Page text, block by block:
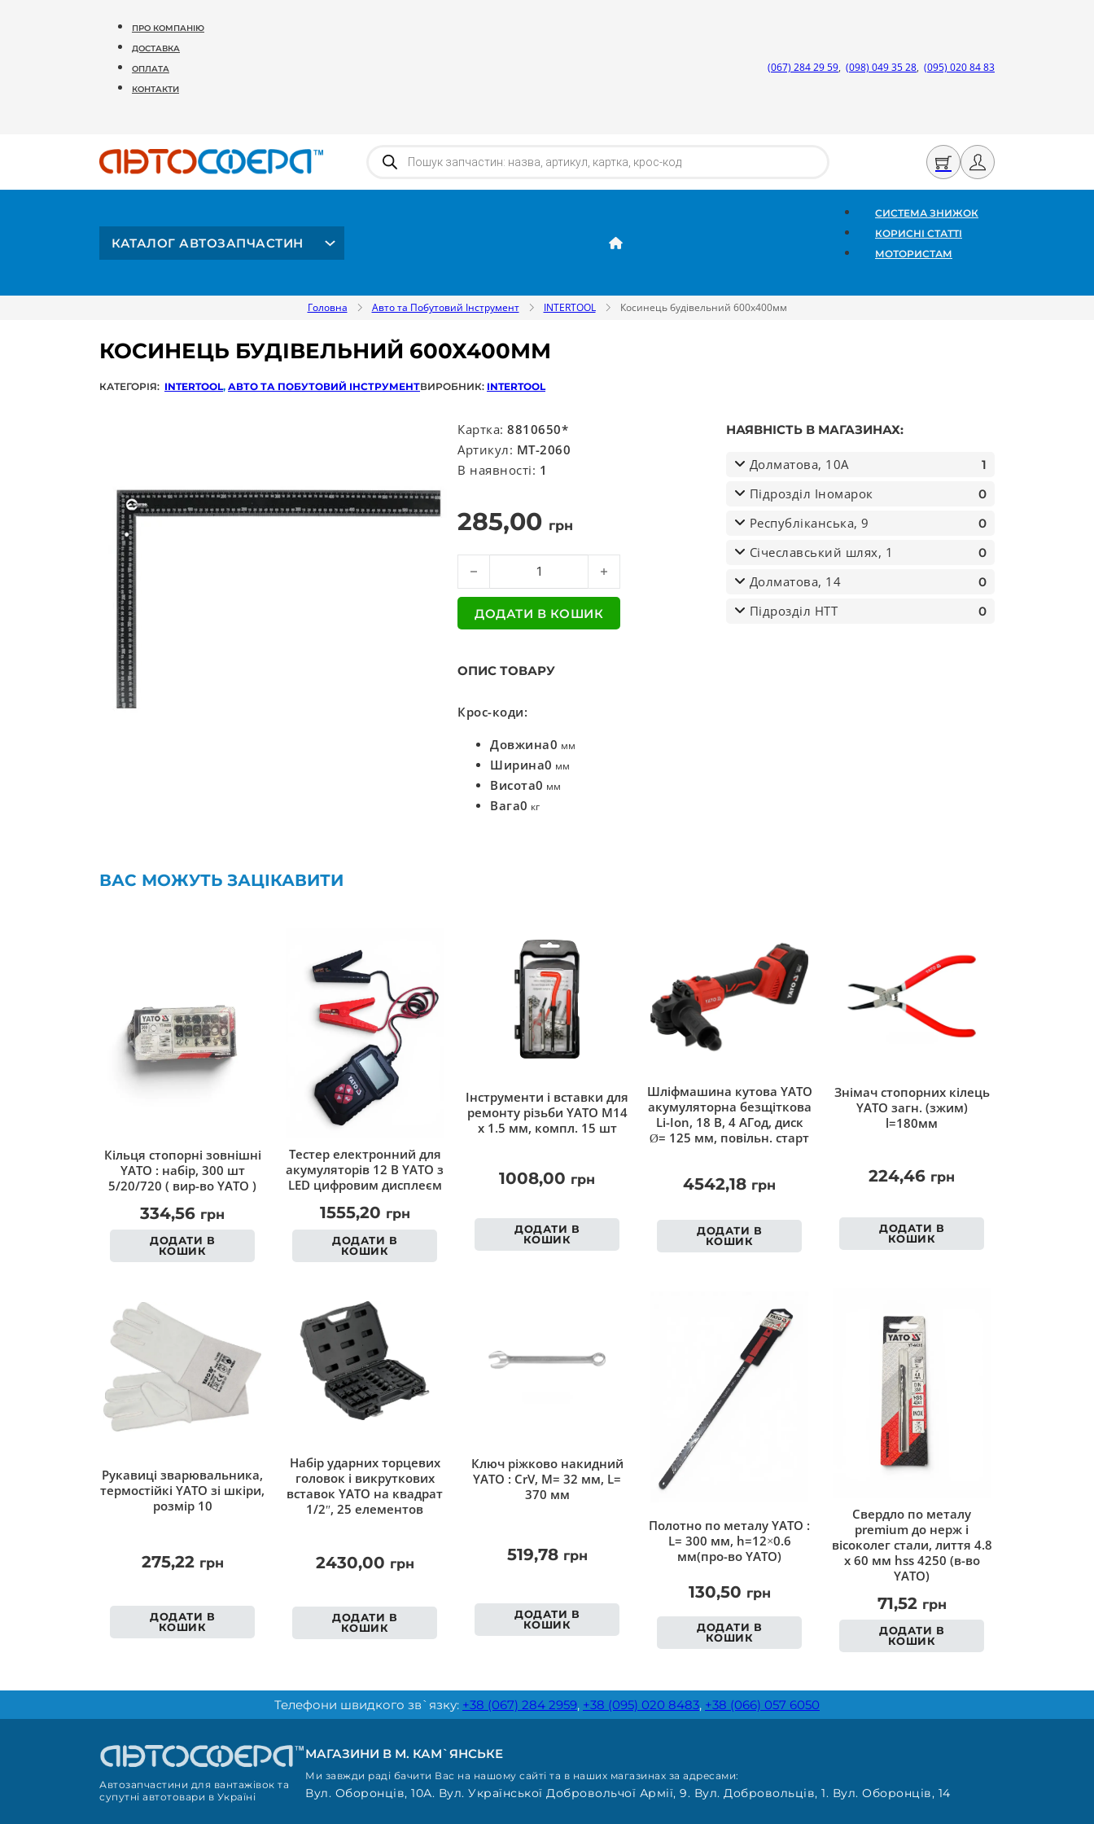
ПРО КОМПАНІЮ
ДОСТАВКА
ОПЛАТА
КОНТАКТИ
(067) 284 29 59, (098) 049 35 28, (095) 020 84 83
Products search
КАТАЛОГ АВТОЗАПЧАСТИН
СИСТЕМА ЗНИЖОК
КОРИСНІ СТАТТІ
МОТОРИСТАМ
Головна Авто та Побутовий Інструмент INTERTOOL Косинець будівельний 600х400мм
КОСИНЕЦЬ БУДІВЕЛЬНИЙ 600Х400ММ
КАТЕГОРІЯ: INTERTOOL, АВТО ТА ПОБУТОВИЙ ІНСТРУМЕНТВИРОБНИК: INTERTOOL
Картка: 8810650*
Артикул: MT-2060
В наявності: 1
285,00 грн
Косинець будівельний 600х400мм кількість
ДОДАТИ В КОШИК
НАЯВНІСТЬ В МАГАЗИНАХ:
Долматова, 10А 1
Підрозділ Іномарок 0
Республіканська, 9 0
Січеславський шлях, 1 0
Долматова, 14 0
Підрозділ НТТ 0
ОПИС ТОВАРУ
Крос-коди:
Довжина0 мм
Ширина0 мм
Висота0 мм
Вага0 кг
ВАС МОЖУТЬ ЗАЦІКАВИТИ
Кільця cтопорні зовнішні
YATO : набір, 300 шт
5/20/720 ( вир-во YATO )
334,56 грн
ДОДАТИ В
КОШИК
Тестер електронний для
акумуляторів 12 В YATO з
LED цифровим дисплеєм
1555,20 грн
ДОДАТИ В
КОШИК
Інструменти і вставки для
ремонту різьби YATO М14
х 1.5 мм, компл. 15 шт
1008,00 грн
ДОДАТИ В
КОШИК
Шліфмашина кутова YATO
акумуляторна безщіткова
Li-Ion, 18 В, 4 АГод, диск
Ø= 125 мм, повільн. старт
4542,18 грн
ДОДАТИ В
КОШИК
Знімач стопорних кілець
YATO загн. (зжим)
l=180мм
224,46 грн
ДОДАТИ В
КОШИК
Рукавиці зварювальника,
термостійкі YATO зі шкіри,
розмір 10
275,22 грн
ДОДАТИ В
КОШИК
Набір ударних торцевих
головок і викруткових
вставок YATO на квадрат
1/2″, 25 елементов
2430,00 грн
ДОДАТИ В
КОШИК
Ключ ріжково накидний
YATO : CrV, М= 32 мм, L=
370 мм
519,78 грн
ДОДАТИ В
КОШИК
Полотно по металу YATO :
L= 300 мм, h=12×0.6
мм(про-во YATO)
130,50 грн
ДОДАТИ В
КОШИК
Cвердло по металу
premium до нерж і
вісоколег стали, лиття 4.8
х 60 мм hss 4250 (в-во
YATO)
71,52 грн
ДОДАТИ В
КОШИК
Телефони швидкого зв`язку: +38 (067) 284 2959, +38 (095) 020 8483, +38 (066) 057 6050
Автозапчастини для вантажівок та
супутні автотовари в Україні
МАГАЗИНИ В М. КАМ`ЯНСЬКЕ
Ми завжди раді бачити Вас на нашому сайті та в наших магазинах за адресами:
Вул. Оборонців, 10А. Вул. Української Добровольчої Армії, 9. Вул. Добровольців, 1. Вул. Оборонців, 14